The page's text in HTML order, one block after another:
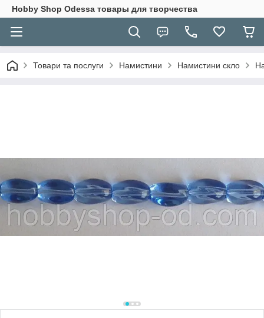
Hobbу Shop Odessa товары для творчества
Товари та послуги Намистини Намистини скло